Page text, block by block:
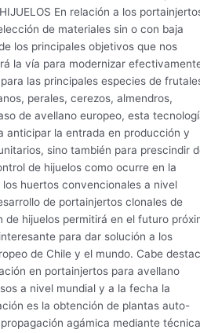
En relación a los
de materiales sin o con baja
los principales objetivos que nos
la vía para modernizar
las principales especies de
perales, cerezos, almendros,
de avellano europeo, esta
anticipar la entrada en producción y
sino también para prescindir
de hijuelos como ocurre en la
huertos convencionales a nivel
de portainjertos clonales de
de hijuelos permitirá en el futuro
para dar solución a los
de Chile y el mundo. Cabe
en portainjertos para avellano
a nivel mundial y a la fecha la
es la obtención de plantas auto-
agámica mediante